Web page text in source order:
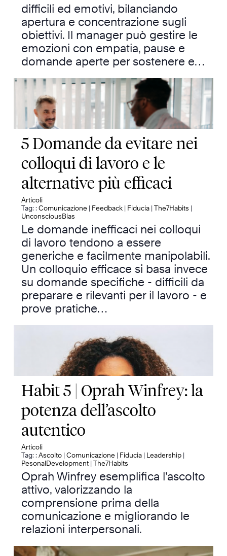
difficili ed emotivi, bilanciando
apertura e concentrazione sugli
obiettivi. Il manager può gestire le
emozioni con empatia, pause e
domande aperte per sostenere e…
5 Domande da evitare nei
colloqui di lavoro e le
alternative più efficaci
Articoli
Tag: : Comunicazione | Feedback | Fiducia |The7Habits |
UnconsciousBias
Le domande inefficaci nei colloqui
di lavoro tendono a essere
generiche e facilmente manipolabili.
Un colloquio efficace si basa invece
su domande specifiche - difficili da
preparare e rilevanti per il lavoro - e
prove pratiche…
Habit 5 | Oprah Winfrey: la
potenza dell’ascolto
autentico
Articoli
Tag: : Ascolto |Comunicazione | Fiducia | Leadership |
PesonalDevelopment |The7Habits
Oprah Winfrey esemplifica l’ascolto
attivo, valorizzando la
comprensione prima della
comunicazione e migliorando le
relazioni interpersonali.